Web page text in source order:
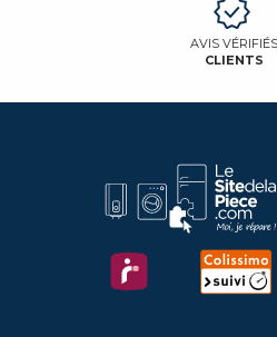
AVIS VÉRIFIÉS
CLIENTS